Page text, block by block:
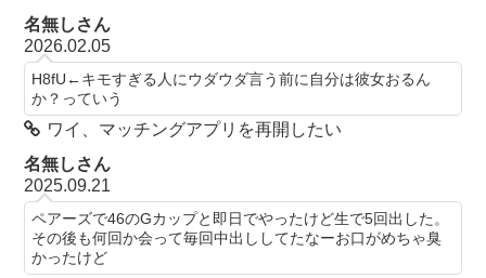
名無しさん
2026.02.05
H8fU←キモすぎる人にウダウダ言う前に自分は彼女おるん
か？っていう
ワイ、マッチングアプリを再開したい
名無しさん
2025.09.21
ペアーズで46のGカップと即日でやったけど生で5回出した。
その後も何回か会って毎回中出ししてたなーお口がめちゃ臭
かったけど